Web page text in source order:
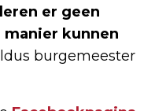
er geen
kunnen
burgemeester